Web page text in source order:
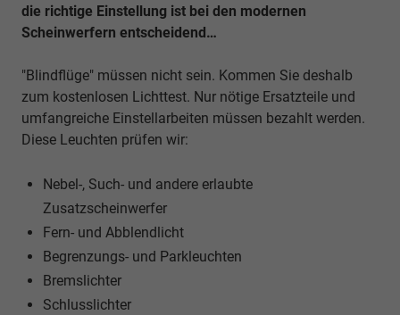
die richtige Einstellung ist bei den modernen
Scheinwerfern entscheidend…
"Blindflüge" müssen nicht sein. Kommen Sie deshalb
zum kostenlosen Lichttest. Nur nötige Ersatzteile und
umfangreiche Einstellarbeiten müssen bezahlt werden.
Diese Leuchten prüfen wir:
Nebel-, Such- und andere erlaubte
Zusatzscheinwerfer
Fern- und Abblendlicht
Begrenzungs- und Parkleuchten
Bremslichter
Schlusslichter